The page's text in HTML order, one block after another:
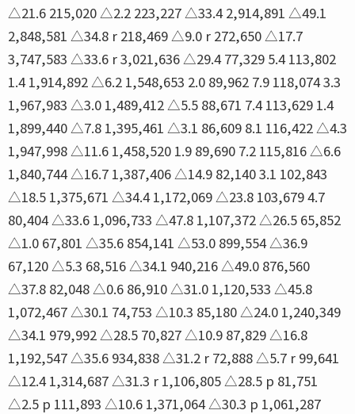
△21.6 215,020 △2.2 223,227 △33.4 2,914,891 △49.1
2,848,581 △34.8 r 218,469 △9.0 r 272,650 △17.7
3,747,583 △33.6 r 3,021,636 △29.4 77,329 5.4 113,802
1.4 1,914,892 △6.2 1,548,653 2.0 89,962 7.9 118,074 3.3
1,967,983 △3.0 1,489,412 △5.5 88,671 7.4 113,629 1.4
1,899,440 △7.8 1,395,461 △3.1 86,609 8.1 116,422 △4.3
1,947,998 △11.6 1,458,520 1.9 89,690 7.2 115,816 △6.6
1,840,744 △16.7 1,387,406 △14.9 82,140 3.1 102,843
△18.5 1,375,671 △34.4 1,172,069 △23.8 103,679 4.7
80,404 △33.6 1,096,733 △47.8 1,107,372 △26.5 65,852
△1.0 67,801 △35.6 854,141 △53.0 899,554 △36.9
67,120 △5.3 68,516 △34.1 940,216 △49.0 876,560
△37.8 82,048 △0.6 86,910 △31.0 1,120,533 △45.8
1,072,467 △30.1 74,753 △10.3 85,180 △24.0 1,240,349
△34.1 979,992 △28.5 70,827 △10.9 87,829 △16.8
1,192,547 △35.6 934,838 △31.2 r 72,888 △5.7 r 99,641
△12.4 1,314,687 △31.3 r 1,106,805 △28.5 p 81,751
△2.5 p 111,893 △10.6 1,371,064 △30.3 p 1,061,287